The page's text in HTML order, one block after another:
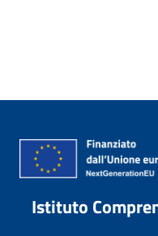
Istituto